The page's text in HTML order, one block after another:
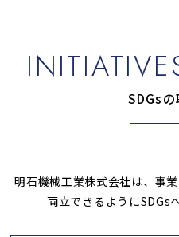
SDGs
明石機械工業株式会社は、事
両立できるようにSDGs